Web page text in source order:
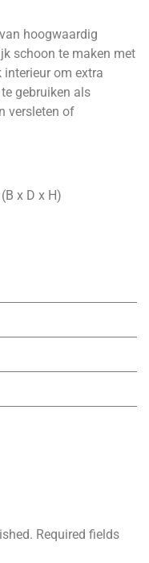
hoogwaardig
schoon te maken met
interieur om extra
gebruiken als
versleten of
x D x H)
Required fields